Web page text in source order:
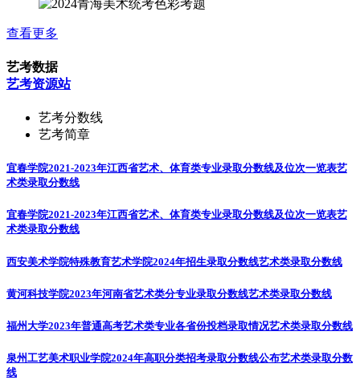
查看更多
艺考数据
艺考资源站
艺考分数线
艺考简章
宜春学院2021-2023年江西省艺术、体育类专业录取分数线及位次一览表艺
术类录取分数线
宜春学院2021-2023年江西省艺术、体育类专业录取分数线及位次一览表艺
术类录取分数线
西安美术学院特殊教育艺术学院2024年招生录取分数线艺术类录取分数线
黄河科技学院2023年河南省艺术类分专业录取分数线艺术类录取分数线
福州大学2023年普通高考艺术类专业各省份投档录取情况艺术类录取分数线
泉州工艺美术职业学院2024年高职分类招考录取分数线公布艺术类录取分数
线